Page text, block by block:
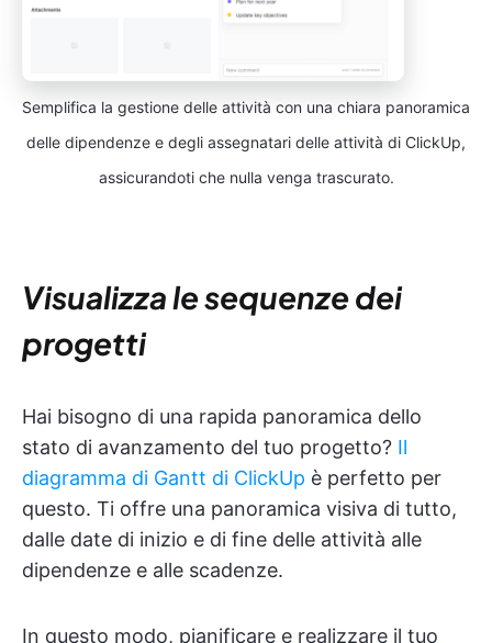
Semplifica la gestione delle attività con una chiara panoramica
delle dipendenze e degli assegnatari delle attività di ClickUp,
assicurandoti che nulla venga trascurato.
Visualizza le sequenze dei
progetti
Hai bisogno di una rapida panoramica dello
stato di avanzamento del tuo progetto? Il
diagramma di Gantt di ClickUp è perfetto per
questo. Ti offre una panoramica visiva di tutto,
dalle date di inizio e di fine delle attività alle
dipendenze e alle scadenze.
In questo modo, pianificare e realizzare il tuo